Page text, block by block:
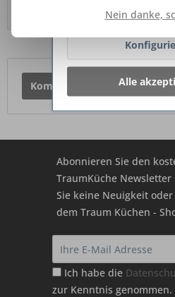
Kommentar schreiben
Abonnieren Sie den
TraumKüche Newsletter
Sie keine Neuigkeit
dem Traum Küchen -
Ich habe die
zur Kenntnis genommen.
Nein danke,
Alle